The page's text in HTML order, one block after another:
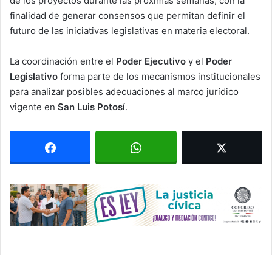
finalidad de generar consensos que permitan definir el
futuro de las iniciativas legislativas en materia electoral.
La coordinación entre el Poder Ejecutivo y el Poder
Legislativo forma parte de los mecanismos institucionales
para analizar posibles adecuaciones al marco jurídico
vigente en San Luis Potosí.